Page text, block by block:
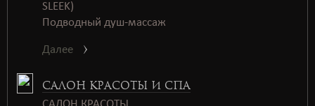
САЛОН КРАСОТЫ И СПА
SLEEK)
Подводный душ-массаж
Далее